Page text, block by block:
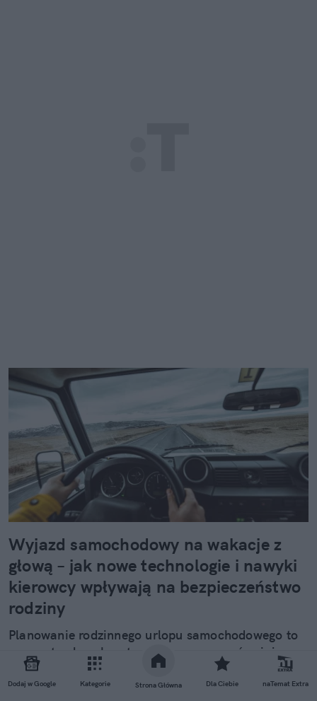
Dodaj w Google Kategorie Strona Główna Dla Ciebie naTemat Extra
Wyjazd samochodowy na wakacje z
głową – jak nowe technologie i nawyki
kierowcy wpływają na bezpieczeństwo
rodziny
Planowanie rodzinnego urlopu samochodowego to
moment pełen ekscytacji, ale wymaga również
odpowiedniego przygotowania i odpowiedzialności
ze strony kierowcy. Choć producenci wyposażają